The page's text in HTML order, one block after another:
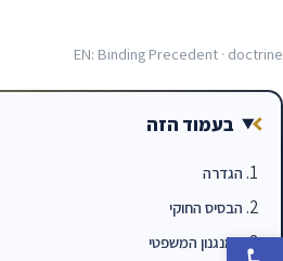
פתח סרגל נגישות
EN: Binding Precedent · doctrine
בעמוד הזה
הגדרה
הבסיס החוקי
המנגנון המשפטי